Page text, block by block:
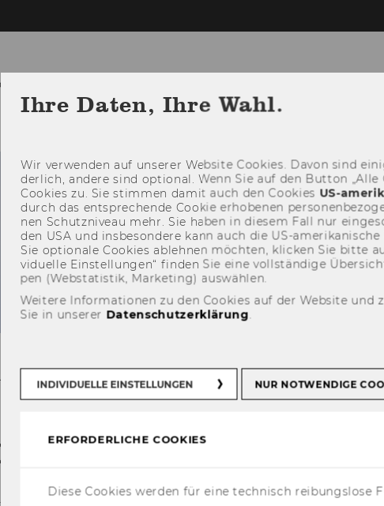
Ehemalige Professor:innen
Professor:innen
Ihre Daten, Ihre Wahl.
Wir ver­wen­den auf un­se­rer Web­site Coo­kies. Davon sind
der­lich, an­de­re sind op­tio­nal. Wenn Sie auf den But­ton
Coo­kies zu. Sie stim­men damit auch den Coo­kies US-​
durch das ent­spre­chen­de Coo­kie er­ho­be­nen
nen Schutz­ni­veau mehr. Sie haben in die­sem Fall nur
den USA und ins­be­son­de­re kann auch die US-​
Sie op­tio­na­le Coo­kies ab­leh­nen möch­ten, kli­cken Sie bitte
vi­du­el­le Ein­stel­lun­gen“ fin­den Sie eine voll­stän­di­ge
pen (Web­sta­tis­tik, Mar­ke­ting) aus­wäh­len.
Weitere Informationen zu den Cookies auf der Website
Sie in unserer Datenschutzerklärung.
INDIVIDUELLE EINSTELLUNGEN NUR NOTWENDIGE
ERFORDERLICHE COOKIES
Diese Cookies werden für eine technisch reibungslose